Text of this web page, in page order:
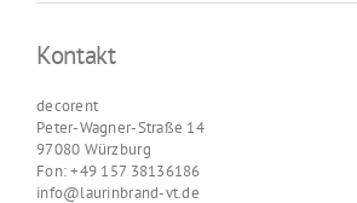
Kontakt
decorent
Peter-Wagner-Straße 14
97080 Würzburg
Fon: +49 157 38136186
info@laurinbrand-vt.de